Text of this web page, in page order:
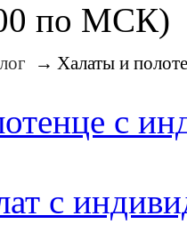
по МСК)
→ Халаты и
с
с